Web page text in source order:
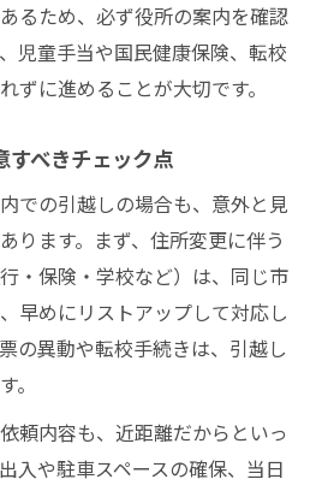
るため、必ず役所の案内を確認
児童手当や国民健康保険、転校
ずに進めることが大切です。
すべきチェック点
での引越しの場合も、意外と見
ります。まず、住所変更に伴う
・保険・学校など）は、同じ市
早めにリストアップして対応し
の異動や転校手続きは、引越し
。
頼内容も、近距離だからといっ
入や駐車スペースの確保、当日